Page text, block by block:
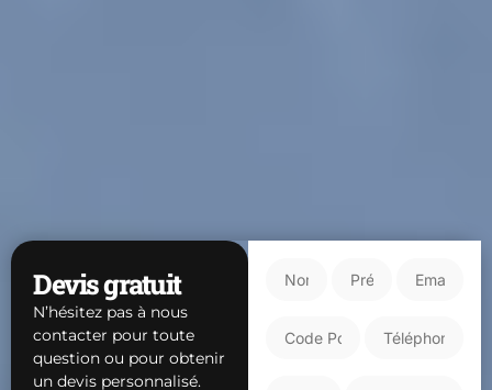
Devis gratuit
N’hésitez pas à nous
contacter pour toute
question ou pour obtenir
un devis personnalisé.